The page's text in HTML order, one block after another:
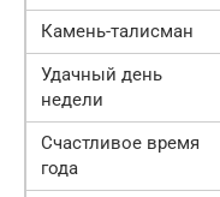
Камень-талисман
Удачный день
недели
Счастливое время
года